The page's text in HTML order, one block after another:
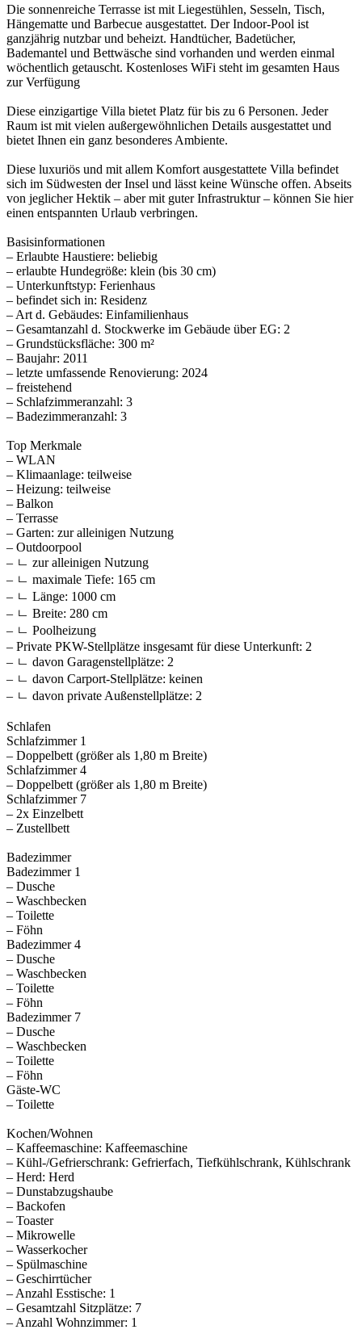
Die sonnenreiche Terrasse ist mit Liegestühlen, Sesseln, Tisch,
Hängematte und Barbecue ausgestattet. Der Indoor-Pool ist
ganzjährig nutzbar und beheizt. Handtücher, Badetücher,
Bademantel und Bettwäsche sind vorhanden und werden einmal
wöchentlich getauscht. Kostenloses WiFi steht im gesamten Haus
zur Verfügung
Diese einzigartige Villa bietet Platz für bis zu 6 Personen. Jeder
Raum ist mit vielen außergewöhnlichen Details ausgestattet und
bietet Ihnen ein ganz besonderes Ambiente.
Diese luxuriös und mit allem Komfort ausgestattete Villa befindet
sich im Südwesten der Insel und lässt keine Wünsche offen. Abseits
von jeglicher Hektik – aber mit guter Infrastruktur – können Sie hier
einen entspannten Urlaub verbringen.
Basisinformationen
– Erlaubte Haustiere: beliebig
– erlaubte Hundegröße: klein (bis 30 cm)
– Unterkunftstyp: Ferienhaus
– befindet sich in: Residenz
– Art d. Gebäudes: Einfamilienhaus
– Gesamtanzahl d. Stockwerke im Gebäude über EG: 2
– Grundstücksfläche: 300 m²
– Baujahr: 2011
– letzte umfassende Renovierung: 2024
– freistehend
– Schlafzimmeranzahl: 3
– Badezimmeranzahl: 3
Top Merkmale
– WLAN
– Klimaanlage: teilweise
– Heizung: teilweise
– Balkon
– Terrasse
– Garten: zur alleinigen Nutzung
– Outdoorpool
– ㄴ zur alleinigen Nutzung
– ㄴ maximale Tiefe: 165 cm
– ㄴ Länge: 1000 cm
– ㄴ Breite: 280 cm
– ㄴ Poolheizung
– Private PKW-Stellplätze insgesamt für diese Unterkunft: 2
– ㄴ davon Garagenstellplätze: 2
– ㄴ davon Carport-Stellplätze: keinen
– ㄴ davon private Außen­stellplätze: 2
Schlafen
Schlafzimmer 1
– Doppelbett (größer als 1,80 m Breite)
Schlafzimmer 4
– Doppelbett (größer als 1,80 m Breite)
Schlafzimmer 7
– 2x Einzelbett
– Zustellbett
Badezimmer
Badezimmer 1
– Dusche
– Waschbecken
– Toilette
– Föhn
Badezimmer 4
– Dusche
– Waschbecken
– Toilette
– Föhn
Badezimmer 7
– Dusche
– Waschbecken
– Toilette
– Föhn
Gäste-WC
– Toilette
Kochen/Wohnen
– Kaffeemaschine: Kaffeemaschine
– Kühl-/Gefrierschrank: Gefrierfach, Tiefkühlschrank, Kühlschrank
– Herd: Herd
– Dunstabzugshaube
– Backofen
– Toaster
– Mikrowelle
– Wasserkocher
– Spülmaschine
– Geschirrtücher
– Anzahl Esstische: 1
– Gesamtzahl Sitzplätze: 7
– Anzahl Wohnzimmer: 1